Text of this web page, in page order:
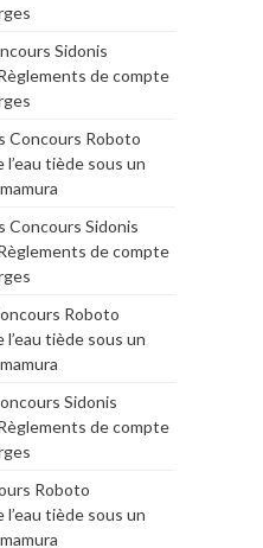
Sidonis
de compte
Concours Roboto
tiède sous un
Concours Sidonis
de compte
Roboto
tiède sous un
Sidonis
de compte
Roboto
tiède sous un